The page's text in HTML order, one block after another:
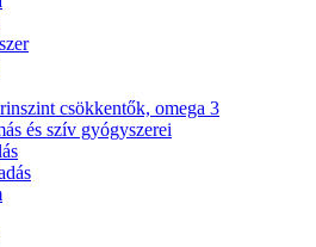
csökkentők, omega 3
és szív gyógyszerei